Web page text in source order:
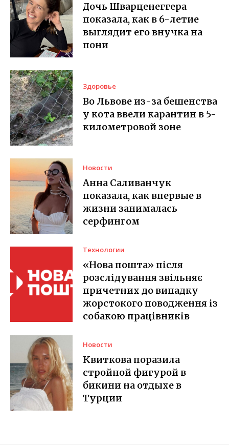
Дочь Шварценеггера
показала, как в 6-летие
выглядит его внучка на
пони
Здоровье
Во Львове из-за бешенства
у кота ввели карантин в 5-
километровой зоне
Новости
Анна Саливанчук
показала, как впервые в
жизни занималась
серфингом
Технологии
«Нова пошта» після
розслідування звільняє
причетних до випадку
жорстокого поводження із
собакою працівників
Новости
Квиткова поразила
стройной фигурой в
бикини на отдыхе в
Турции